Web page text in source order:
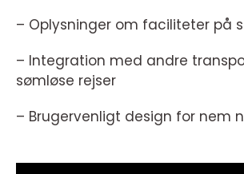
– Oplysninger om faciliteter på
– Integration med andre
sømløse rejser
– Brugervenligt design for nem